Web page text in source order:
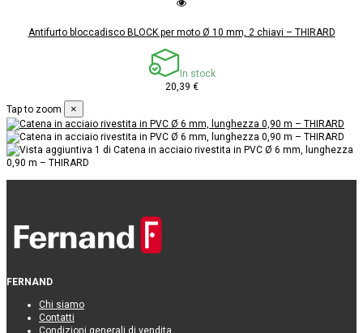
Antifurto bloccadisco BLOCK per moto Ø 10 mm, 2 chiavi – THIRARD
In stock
20,39 €
Tap to zoom
×
FERNAND
Chi siamo
Contatti
Condizioni generali di vendita